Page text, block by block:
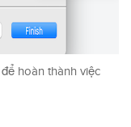
hoàn thành việc